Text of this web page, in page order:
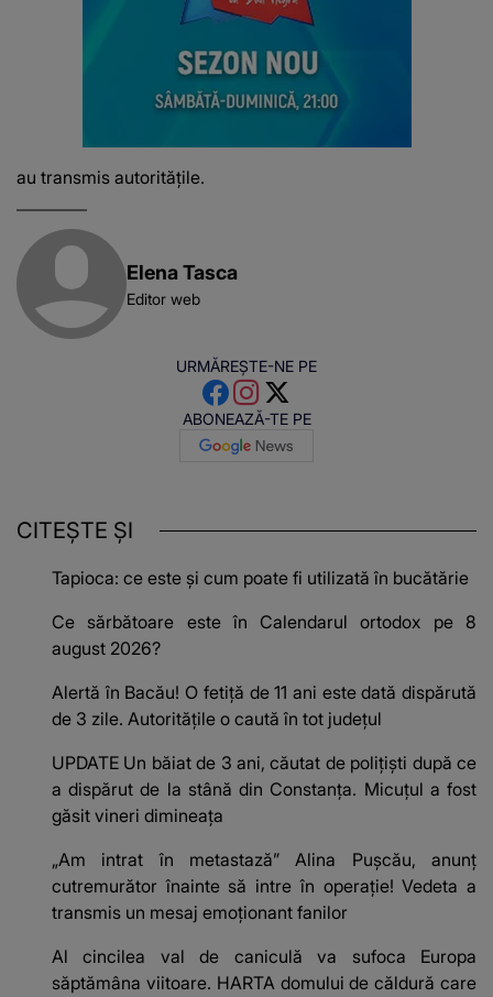
au transmis autoritățile.
Elena Tasca
Editor web
URMĂREȘTE-NE PE
ABONEAZĂ-TE PE
CITEȘTE ȘI
Tapioca: ce este și cum poate fi utilizată în bucătărie
Ce sărbătoare este în Calendarul ortodox pe 8
august 2026?
Alertă în Bacău! O fetiță de 11 ani este dată dispărută
de 3 zile. Autoritățile o caută în tot județul
UPDATE Un băiat de 3 ani, căutat de polițiști după ce
a dispărut de la stână din Constanța. Micuțul a fost
găsit vineri dimineața
„Am intrat în metastază” Alina Pușcău, anunț
cutremurător înainte să intre în operație! Vedeta a
transmis un mesaj emoționant fanilor
Al cincilea val de caniculă va sufoca Europa
săptămâna viitoare. HARTA domului de căldură care